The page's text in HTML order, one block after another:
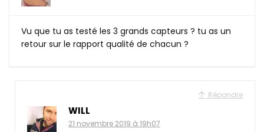
Vu que tu as testé les 3 grands capteurs ? tu as un
retour sur le rapport qualité de chacun ?
Répondre
WILL
21 novembre 2019 à 19h07